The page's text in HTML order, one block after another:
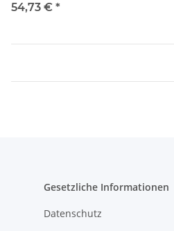
54,73 € *
Gesetzliche Informationen
Datenschutz